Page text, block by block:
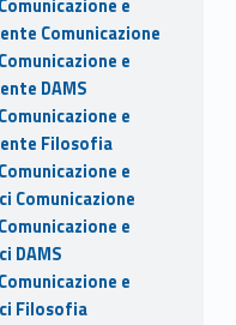
e
Comunicazione
e
DAMS
e
Filosofia
e
Comunicazione
e
DAMS
e
Filosofia